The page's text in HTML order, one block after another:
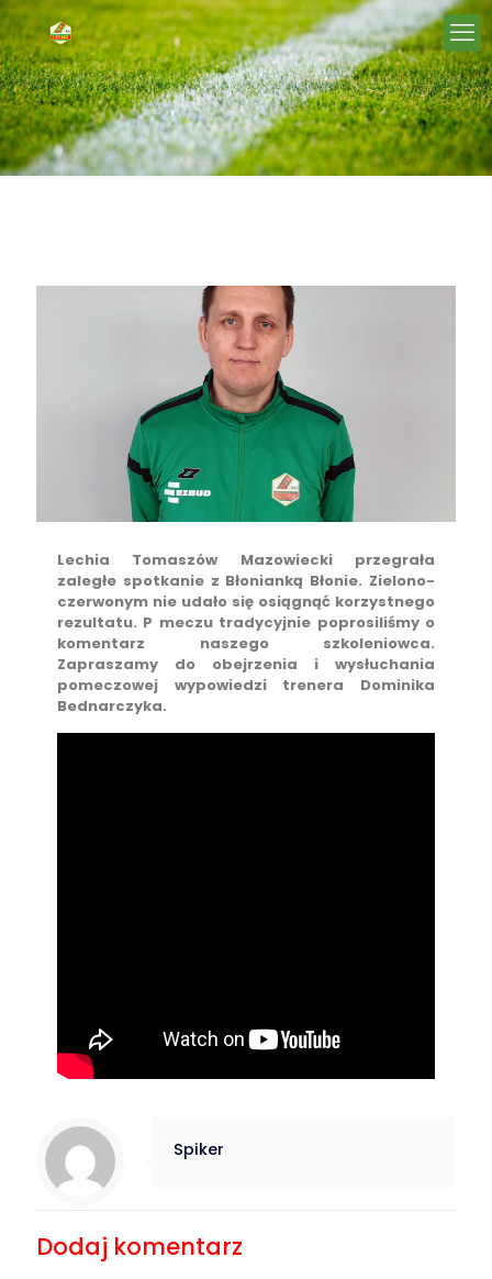
Lechia Tomaszów Mazowiecki przegrała
zaległe spotkanie z Błonianką Błonie. Zielono-
czerwonym nie udało się osiągnąć korzystnego
rezultatu. P meczu tradycyjnie poprosiliśmy o
komentarz naszego szkoleniowca.
Zapraszamy do obejrzenia i wysłuchania
pomeczowej wypowiedzi trenera Dominika
Bednarczyka.
Spiker
Dodaj komentarz